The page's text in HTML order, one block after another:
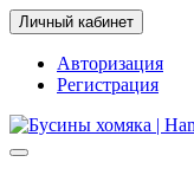
Личный кабинет
Авторизация
Регистрация